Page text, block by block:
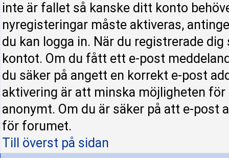
inte är fallet så kanske ditt konto
nyregisteringar måste aktiveras,
du kan logga in. När du registrerade
kontot. Om du fått ett e-post
du säker på angett en korrekt e-post
aktivering är att minska möjligheten för
anonymt. Om du är säker på att e-
för forumet.
Till överst på sidan